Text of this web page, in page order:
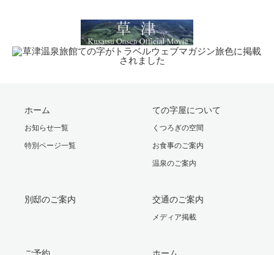
ホーム
お知らせ一覧
特別ページ一覧
ての字屋について
くつろぎの空間
お食事のご案内
温泉のご案内
別邸のご案内 交通のご案内
メディア掲載